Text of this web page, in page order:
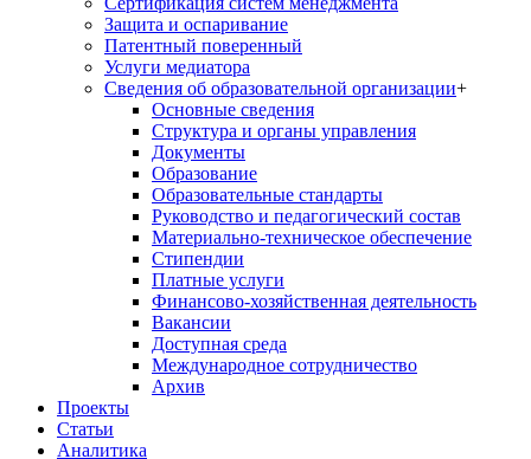
Защита и оспаривание
Патентный поверенный
Услуги медиатора
Сведения об образовательной организации+
Основные сведения
Структура и органы управления
Документы
Образование
Образовательные стандарты
Руководство и педагогический состав
Материально-техническое обеспечение
Стипендии
Платные услуги
Финансово-хозяйственная деятельность
Вакансии
Доступная среда
Международное сотрудничество
Архив
Проекты
Статьи
Аналитика